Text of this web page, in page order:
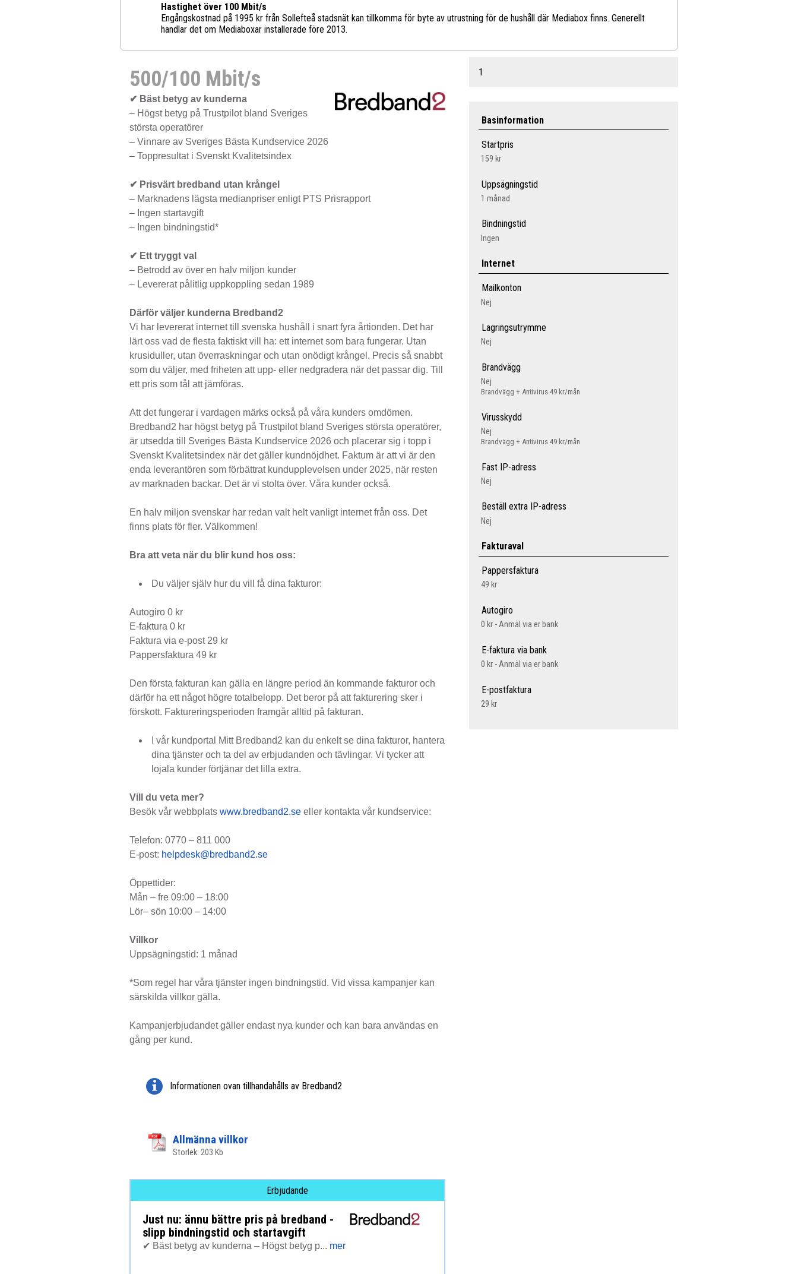
Hastighet över 100 Mbit/s
Engångskostnad på 1995 kr från Sollefteå stadsnät kan tillkomma för byte av utrustning för de hushåll där Mediabox finns. Generellt
handlar det om Mediaboxar installerade före 2013.
500/100 Mbit/s
✔ Bäst betyg av kunderna
– Högst betyg på Trustpilot bland Sveriges
största operatörer
– Vinnare av Sveriges Bästa Kundservice 2026
– Toppresultat i Svenskt Kvalitetsindex
✔ Prisvärt bredband utan krångel
– Marknadens lägsta medianpriser enligt PTS Prisrapport
– Ingen startavgift
– Ingen bindningstid*
✔ Ett tryggt val
– Betrodd av över en halv miljon kunder
– Levererat pålitlig uppkoppling sedan 1989
Därför väljer kunderna Bredband2
Vi har levererat internet till svenska hushåll i snart fyra årtionden. Det har
lärt oss vad de flesta faktiskt vill ha: ett internet som bara fungerar. Utan
krusiduller, utan överraskningar och utan onödigt krångel. Precis så snabbt
som du väljer, med friheten att upp- eller nedgradera när det passar dig. Till
ett pris som tål att jämföras.
Att det fungerar i vardagen märks också på våra kunders omdömen.
Bredband2 har högst betyg på Trustpilot bland Sveriges största operatörer,
är utsedda till Sveriges Bästa Kundservice 2026 och placerar sig i topp i
Svenskt Kvalitetsindex när det gäller kundnöjdhet. Faktum är att vi är den
enda leverantören som förbättrat kundupplevelsen under 2025, när resten
av marknaden backar. Det är vi stolta över. Våra kunder också.
En halv miljon svenskar har redan valt helt vanligt internet från oss. Det
finns plats för fler. Välkommen!
Bra att veta när du blir kund hos oss:
Du väljer själv hur du vill få dina fakturor:
Autogiro 0 kr
E-faktura 0 kr
Faktura via e-post 29 kr
Pappersfaktura 49 kr
Den första fakturan kan gälla en längre period än kommande fakturor och
därför ha ett något högre totalbelopp. Det beror på att fakturering sker i
förskott. Faktureringsperioden framgår alltid på fakturan.
I vår kundportal Mitt Bredband2 kan du enkelt se dina fakturor, hantera
dina tjänster och ta del av erbjudanden och tävlingar. Vi tycker att
lojala kunder förtjänar det lilla extra.
Vill du veta mer?
Besök vår webbplats www.bredband2.se eller kontakta vår kundservice:
Telefon: 0770 – 811 000
E-post: helpdesk@bredband2.se
Öppettider:
Mån – fre 09:00 – 18:00
Lör– sön 10:00 – 14:00
Villkor
Uppsägningstid: 1 månad
*Som regel har våra tjänster ingen bindningstid. Vid vissa kampanjer kan
särskilda villkor gälla.
Kampanjerbjudandet gäller endast nya kunder och kan bara användas en
gång per kund.
Informationen ovan tillhandahålls av Bredband2
Allmänna villkor
Storlek: 203 Kb
Erbjudande
Just nu: ännu bättre pris på bredband -
slipp bindningstid och startavgift
✔ Bäst betyg av kunderna – Högst betyg p... mer
1
Basinformation
Startpris
159 kr
Uppsägningstid
1 månad
Bindningstid
Ingen
Internet
Mailkonton
Nej
Lagringsutrymme
Nej
Brandvägg
Nej
Brandvägg + Antivirus 49 kr/mån
Virusskydd
Nej
Brandvägg + Antivirus 49 kr/mån
Fast IP-adress
Nej
Beställ extra IP-adress
Nej
Fakturaval
Pappersfaktura
49 kr
Autogiro
0 kr - Anmäl via er bank
E-faktura via bank
0 kr - Anmäl via er bank
E-postfaktura
29 kr